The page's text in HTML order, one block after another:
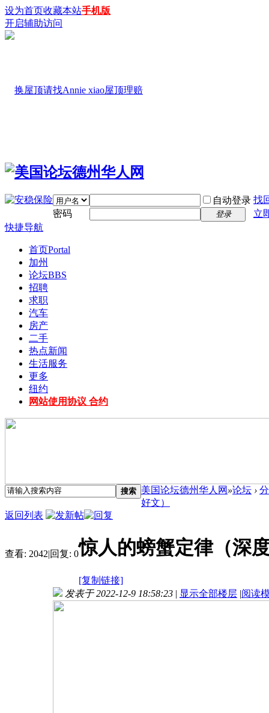
设为首页收藏本站手机版
开启辅助访问
自动登录 找
密码
登录
立
快捷导航
首页Portal
加州
论坛BBS
招聘
求职
汽车
房产
二手
热点新闻
生活服务
更多
纽约
网站使用协议 合约
搜索 美国论坛德州华人网 »论坛 ›
好文）
返回列表
查看: 2042|回复: 0惊人的螃蟹定律（深
[复制链接]
发表于 2022-12-9 18:58:23 | 显示全部楼层 |阅读